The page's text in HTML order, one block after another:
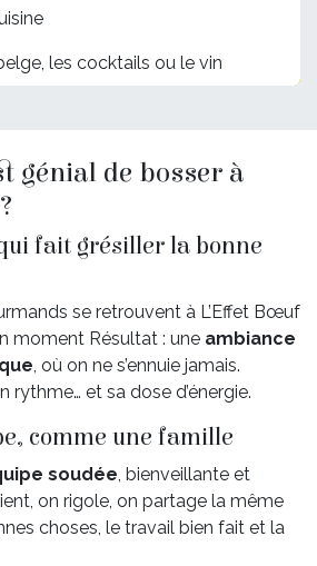
les cocktails ou le vin
génial de bosser à
fait grésiller la bonne
se retrouvent à L’Effet Bœuf
moment Résultat : une ambiance
, où on ne s’ennuie jamais.
rythme… et sa dose d’énergie.
comme une famille
soudée, bienveillante et
on rigole, on partage la même
choses, le travail bien fait et la